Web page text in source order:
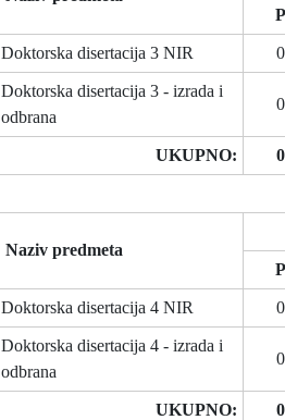
P
Doktorska disertacija 3 NIR 0
Doktorska disertacija 3 - izrada i
odbrana
0
UKUPNO: 0
Naziv predmeta
P
Doktorska disertacija 4 NIR 0
Doktorska disertacija 4 - izrada i
odbrana
0
UKUPNO: 0